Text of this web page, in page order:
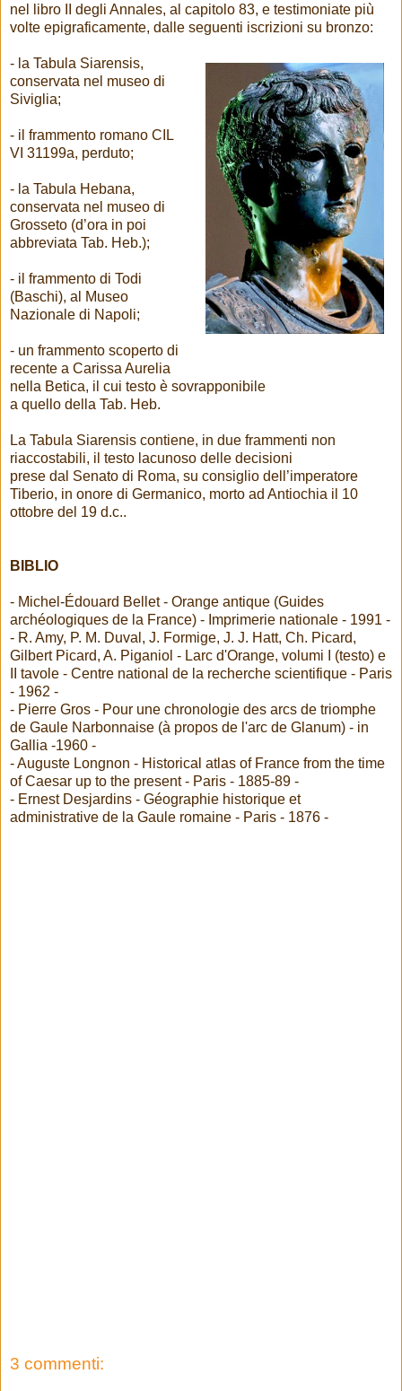
nel libro II degli Annales, al capitolo 83, e testimoniate più
volte epigraficamente, dalle seguenti iscrizioni su bronzo:
- la Tabula Siarensis,
conservata nel museo di
Siviglia;
- il frammento romano CIL
VI 31199a, perduto;
- la Tabula Hebana,
conservata nel museo di
Grosseto (d’ora in poi
abbreviata Tab. Heb.);
- il frammento di Todi
(Baschi), al Museo
Nazionale di Napoli;
- un frammento scoperto di
recente a Carissa Aurelia
nella Betica, il cui testo è sovrapponibile
a quello della Tab. Heb.
La Tabula Siarensis contiene, in due frammenti non
riaccostabili, il testo lacunoso delle decisioni
prese dal Senato di Roma, su consiglio dell’imperatore
Tiberio, in onore di Germanico, morto ad Antiochia il 10
ottobre del 19 d.c..
BIBLIO
- Michel-Édouard Bellet - Orange antique (Guides
archéologiques de la France) - Imprimerie nationale - 1991 -
- R. Amy, P. M. Duval, J. Formige, J. J. Hatt, Ch. Picard,
Gilbert Picard, A. Piganiol - Larc d'Orange, volumi I (testo) e
II tavole - Centre national de la recherche scientifique - Paris
- 1962 -
- Pierre Gros - Pour une chronologie des arcs de triomphe
de Gaule Narbonnaise (à propos de l'arc de Glanum) - in
Gallia -1960 -
- Auguste Longnon - Historical atlas of France from the time
of Caesar up to the present - Paris - 1885-89 -
- Ernest Desjardins - Géographie historique et
administrative de la Gaule romaine - Paris - 1876 -
3 commenti: